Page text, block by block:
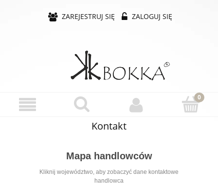
ZAREJESTRUJ SIĘ ZALOGUJ SIĘ
Kontakt
Mapa handlowców
Kliknij województwo, aby zobaczyć dane kontaktowe
handlowca